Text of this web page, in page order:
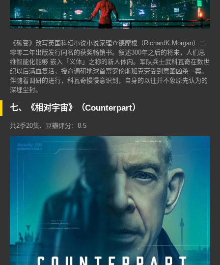
《碳变》改写英国科幻小说小说家理查德摩根（RichardK.Morgan）二
零零二年出版发行同名的获奖畅销书。叙述300年之后的将来，人们思
维智能化能够 嵌入「义体」之称的新人体内。军队兵士武科瓦奇在数世
纪以后满血复活，授命调研地球首富罗伦斯班克劳受到意图凶杀一案。
伴随着调研的进行，科瓦奇慢慢意识到，自身的以往并不象原先认为的
深埋尘封。
七、《相对宇宙》（Counterpart）
共2季20集、豆瓣评分：8.5